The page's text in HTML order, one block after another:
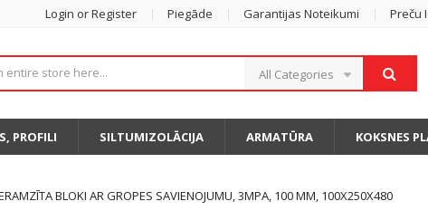
Login or Register Piegāde Garantijas Noteikumi Preču
All Categories
PROFILI SILTUMIZOLĀCIJA ARMATŪRA KOKSNES
BLOKI AR GROPES SAVIENOJUMU, 3MPA, 100 MM, 100X250X480